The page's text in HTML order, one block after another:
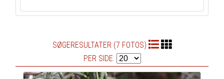
SØGERESULTATER (7 FOTOS)
PER SIDE: